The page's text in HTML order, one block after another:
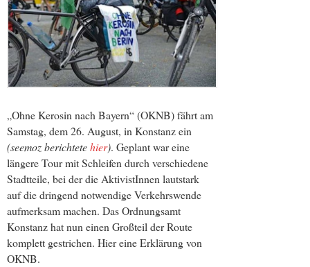
„Ohne Kerosin nach Bayern“ (OKNB) fährt am
Samstag, dem 26. August, in Konstanz ein
(seemoz berichtetehier). Geplant war eine
längere Tour mit Schleifen durch verschiedene
Stadtteile, bei der die AktivistInnen lautstark
auf die dringend notwendige Verkehrswende
aufmerksam machen. Das Ordnungsamt
Konstanz hat nun einen Großteil der Route
komplett gestrichen. Hier eine Erklärung von
OKNB.